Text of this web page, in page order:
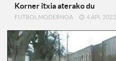
Korner itxia aterako du
FUTBOL MODERNOA 4 API, 2022